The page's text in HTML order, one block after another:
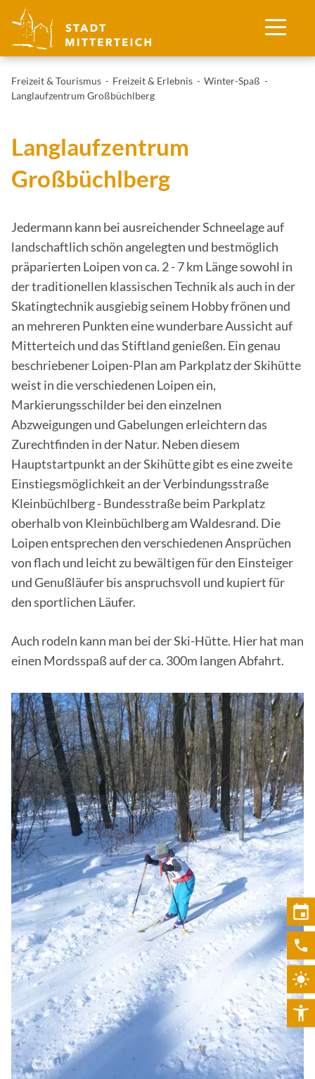
Freizeit & Tourismus Freizeit & Erlebnis
Winter-Spaß
Langlaufzentrum Großbüchlberg
Langlaufzentrum
Großbüchlberg
Jedermann kann bei ausreichender Schneelage auf
landschaftlich schön angelegten und bestmöglich
präparierten Loipen von ca. 2 - 7 km Länge sowohl in
der traditionellen klassischen Technik als auch in der
Skatingtechnik ausgiebig seinem Hobby frönen und
an mehreren Punkten eine wunderbare Aussicht auf
Mitterteich und das Stiftland genießen. Ein genau
beschriebener Loipen-Plan am Parkplatz der Skihütte
weist in die verschiedenen Loipen ein,
Markierungsschilder bei den einzelnen
Abzweigungen und Gabelungen erleichtern das
Zurechtfinden in der Natur. Neben diesem
Hauptstartpunkt an der Skihütte gibt es eine zweite
Einstiegsmöglichkeit an der Verbindungsstraße
Kleinbüchlberg - Bundesstraße beim Parkplatz
oberhalb von Kleinbüchlberg am Waldesrand. Die
Loipen entsprechen den verschiedenen Ansprüchen
von flach und leicht zu bewältigen für den Einsteiger
und Genußläufer bis anspruchsvoll und kupiert für
den sportlichen Läufer.
Auch rodeln kann man bei der Ski-Hütte. Hier hat man
einen Mordsspaß auf der ca. 300m langen Abfahrt.